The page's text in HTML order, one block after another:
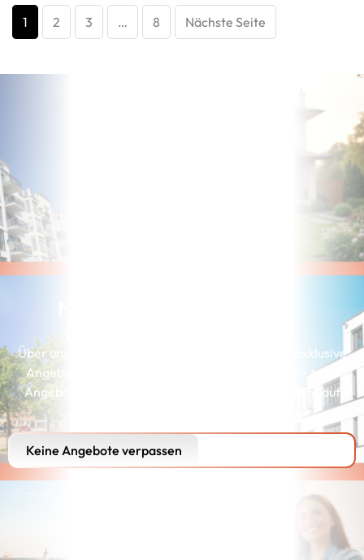
1 2 3 … 8 Nächste Seite
Über unserer Interessenkartei erhalten Kunden exklusive
Angebote, die genau zu ihren Wünschen passen – auch
Angebote, die wir aus Gründen der Diskretion nicht auf
Keine Angebote verpassen